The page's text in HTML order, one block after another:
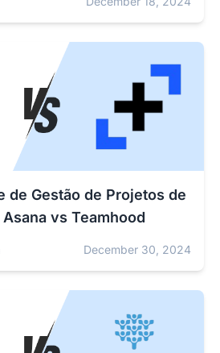
de Gestão de Projetos de
vs Teamhood
December 30, 2024